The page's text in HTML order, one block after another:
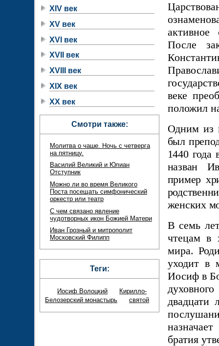
После
веке
положил
Одним из
был
1440
назван
пример
женских
В семь
чтецам в
мира.
уходит в
Иосиф в
двадцати
братия
XIV век
XV век
XVI век
XVII век
XVIII век
XIX век
XX век
Смотри также:
Молитва о чаше. Ночь с четверга
на пятницу.
Василий Великий и Юлиан
Отступник
Можно ли во время Великого
Поста посещать симфонический
оркестр или театр
С чем связано явление
чудотворных икон Божией Матери
Иван Грозный и митрополит
Московский Филипп
Теги:
Иосиф Волоцкий
Кирилло-
Белозерский монастырь
святой